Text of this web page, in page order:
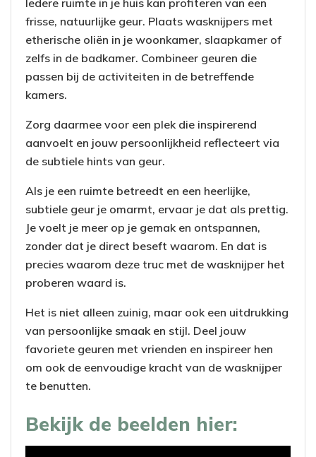
frisse, natuurlijke geur. Plaats wasknijpers met
etherische oliën in je woonkamer, slaapkamer of
zelfs in de badkamer. Combineer geuren die
passen bij de activiteiten in de betreffende
kamers.
Zorg daarmee voor een plek die inspirerend
aanvoelt en jouw persoonlijkheid reflecteert via
de subtiele hints van geur.
Als je een ruimte betreedt en een heerlijke,
subtiele geur je omarmt, ervaar je dat als prettig.
Je voelt je meer op je gemak en ontspannen,
zonder dat je direct beseft waarom. En dat is
precies waarom deze truc met de wasknijper het
proberen waard is.
Het is niet alleen zuinig, maar ook een uitdrukking
van persoonlijke smaak en stijl. Deel jouw
favoriete geuren met vrienden en inspireer hen
om ook de eenvoudige kracht van de wasknijper
te benutten.
Bekijk de beelden hier: